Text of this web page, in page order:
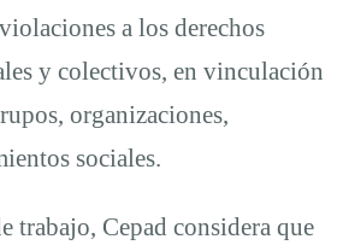
a los derechos
y colectivos, en vinculación
organizaciones,
sociales.
trabajo, Cepad considera que